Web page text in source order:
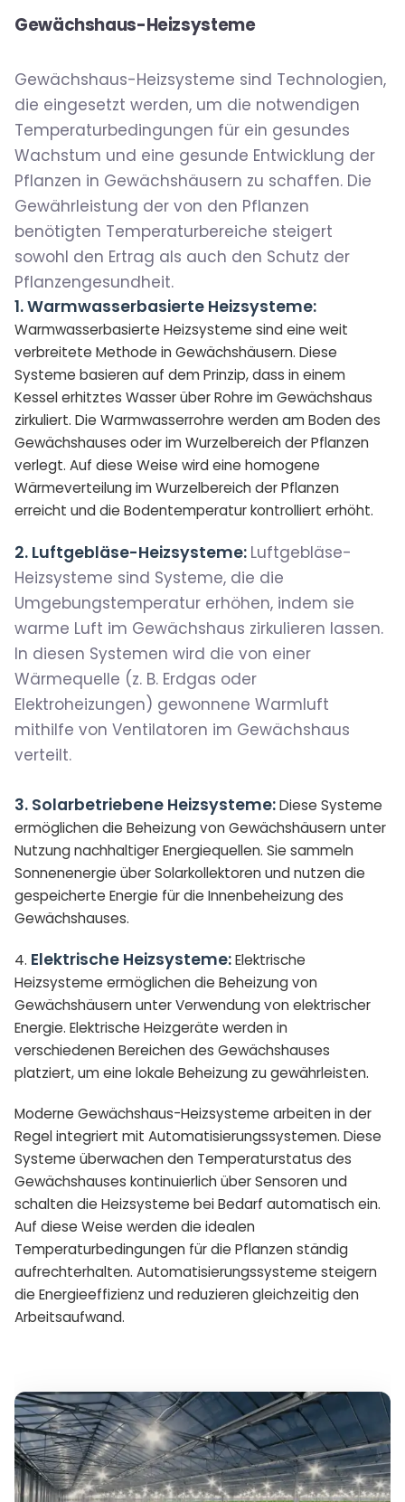
Gewächshaus-Heizsysteme
Gewächshaus-Heizsysteme sind Technologien,
die eingesetzt werden, um die notwendigen
Temperaturbedingungen für ein gesundes
Wachstum und eine gesunde Entwicklung der
Pflanzen in Gewächshäusern zu schaffen. Die
Gewährleistung der von den Pflanzen
benötigten Temperaturbereiche steigert
sowohl den Ertrag als auch den Schutz der
Pflanzengesundheit.
1. Warmwasserbasierte Heizsysteme:
Warmwasserbasierte Heizsysteme sind eine weit
verbreitete Methode in Gewächshäusern. Diese
Systeme basieren auf dem Prinzip, dass in einem
Kessel erhitztes Wasser über Rohre im Gewächshaus
zirkuliert. Die Warmwasserrohre werden am Boden des
Gewächshauses oder im Wurzelbereich der Pflanzen
verlegt. Auf diese Weise wird eine homogene
Wärmeverteilung im Wurzelbereich der Pflanzen
erreicht und die Bodentemperatur kontrolliert erhöht.
2. Luftgebläse-Heizsysteme: Luftgebläse-
Heizsysteme sind Systeme, die die
Umgebungstemperatur erhöhen, indem sie
warme Luft im Gewächshaus zirkulieren lassen.
In diesen Systemen wird die von einer
Wärmequelle (z. B. Erdgas oder
Elektroheizungen) gewonnene Warmluft
mithilfe von Ventilatoren im Gewächshaus
verteilt.
3. Solarbetriebene Heizsysteme:Diese Systeme
ermöglichen die Beheizung von Gewächshäusern unter
Nutzung nachhaltiger Energiequellen. Sie sammeln
Sonnenenergie über Solarkollektoren und nutzen die
gespeicherte Energie für die Innenbeheizung des
Gewächshauses.
4. Elektrische Heizsysteme:Elektrische
Heizsysteme ermöglichen die Beheizung von
Gewächshäusern unter Verwendung von elektrischer
Energie. Elektrische Heizgeräte werden in
verschiedenen Bereichen des Gewächshauses
platziert, um eine lokale Beheizung zu gewährleisten.
Moderne Gewächshaus-Heizsysteme arbeiten in der
Regel integriert mit Automatisierungssystemen. Diese
Systeme überwachen den Temperaturstatus des
Gewächshauses kontinuierlich über Sensoren und
schalten die Heizsysteme bei Bedarf automatisch ein.
Auf diese Weise werden die idealen
Temperaturbedingungen für die Pflanzen ständig
aufrechterhalten. Automatisierungssysteme steigern
die Energieeffizienz und reduzieren gleichzeitig den
Arbeitsaufwand.